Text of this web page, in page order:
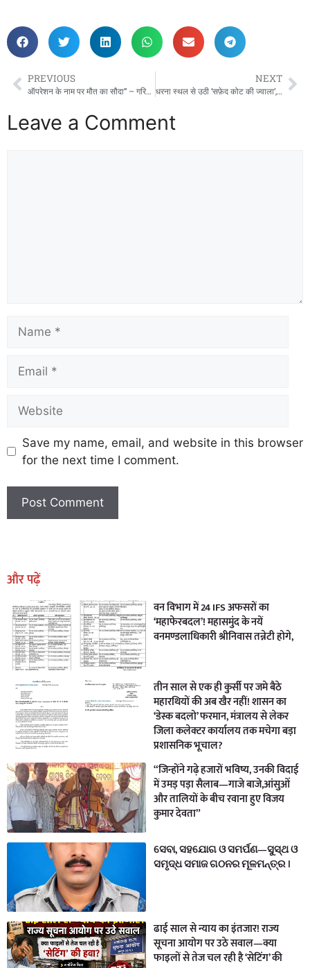
PREVIOUS
ऑपरेशन के नाम पर मौत का सौदा” – गरियाबंद जिले के पेंड्रा गांव दहला झोलाछाप डॉक्टरों के चंगुल में गई आदिवासी मासूम की जान!
NEXT
धरना स्थल से उठी ‘सफ़ेद कोट की ज्वाला’, 10वें दिन भी अडिग NHM कर्मचारी – राजधानी में स्वास्थ्य सेवाएँ ठप, मरीज बेहाल!”
Leave a Comment
Save my name, email, and website in this browser
for the next time I comment.
और पढ़ें
वन विभाग में 24 IFS अफसरों का
‘महाफेरबदल’! महासमुंद के नयें
वनमण्डलाधिकारी श्रीनिवास तन्नेटी होगे,
तीन साल से एक ही कुर्सी पर जमे बैठे
महारथियों की अब खैर नहीं! शासन का
‘डेस्क बदलो’ फरमान, मंत्रालय से लेकर
जिला कलेक्टर कार्यालय तक मचेगा बड़ा
प्रशासनिक भूचाल?
“जिन्होंने गढ़े हजारों भविष्य, उनकी विदाई
में उमड़ पड़ा सैलाब—गाजे बाजे,आंसुओं
और तालियों के बीच रवाना हुए विजय
कुमार देवता”
ସେବା, ସହଯୋଗ ଓ ସମର୍ପଣ—ସୁସ୍ଥ ଓ
ସମୃଦ୍ଧ ସମାଜ ଗଠନର ମୂଳମନ୍ତ୍ର ।
ढाई साल से न्याय का इंतजार! राज्य
सूचना आयोग पर उठे सवाल—क्या
फाइलों से तेज चल रही है ‘सेटिंग’ की